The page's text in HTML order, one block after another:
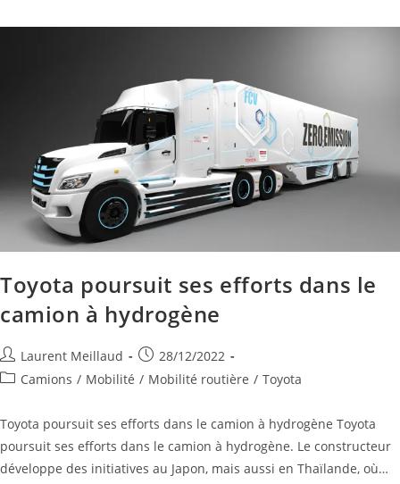
Toyota poursuit ses efforts dans le
camion à hydrogène
Laurent Meillaud
28/12/2022
Camions / Mobilité / Mobilité routière / Toyota
Toyota poursuit ses efforts dans le camion à hydrogène Toyota
poursuit ses efforts dans le camion à hydrogène. Le constructeur
développe des initiatives au Japon, mais aussi en Thaïlande, où…